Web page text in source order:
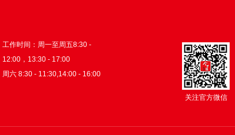
工作时间：周一至周五8:30 -
12:00，13:30 - 17:00
周六 8:30 - 11:30,14:00 - 16:00
关注官方微信